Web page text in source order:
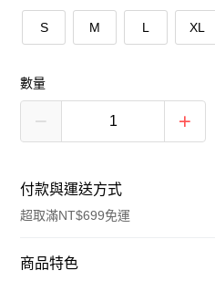
S M L XL
數量
付款與運送方式
超取滿NT$699免運
付款方式
商品特色